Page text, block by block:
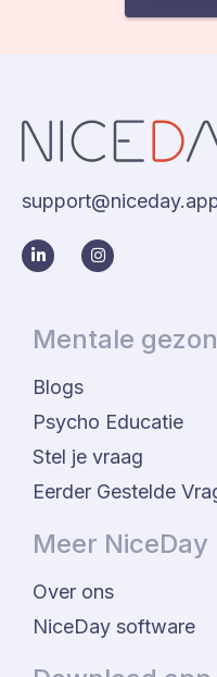
Mentale
Blogs
Psycho Educatie
Stel je vraag
Eerder Gestelde
Meer NiceDay
Over ons
NiceDay software